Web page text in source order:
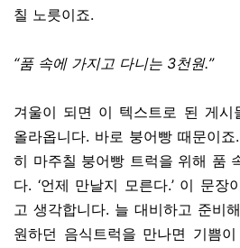
칠 노릇이죠.
“품 속에 가지고 다니는 3천원.”
겨울이 되면 이 텍스트로 된 게시
올라옵니다. 바로 붕어빵 때문이
히 마주칠 붕어빵 트럭을 위해 품
다. ‘언제 만날지 모른다.’ 이 문장
고 생각합니다. 늘 대비하고 준비
원하던 음식트럭을 만나면 기쁨